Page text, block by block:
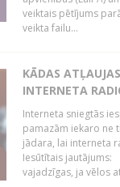
veiktais pētījums
veikta failu...
KĀDAS
INTERNETA
Interneta sniegtās
pamazām iekaro ne
jādara, lai interneta
Iesūtītais jautājums:
vajadzīgas, ja vēlos